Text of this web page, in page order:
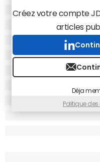
Créez votre compte
articles
Déja
Politique